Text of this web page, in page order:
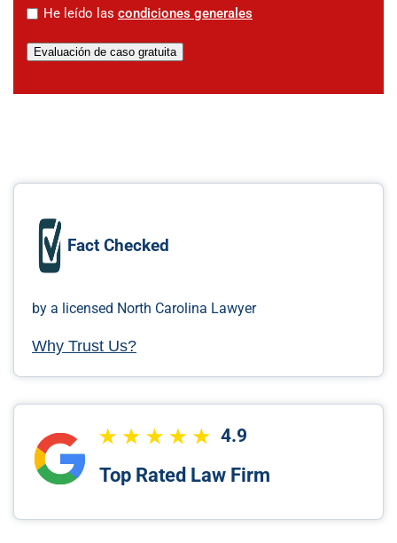
* He leído las condiciones generales
Evaluación de caso gratuita
Fact Checked
by a licensed North Carolina Lawyer
Why Trust Us?
4.9
Top Rated Law Firm